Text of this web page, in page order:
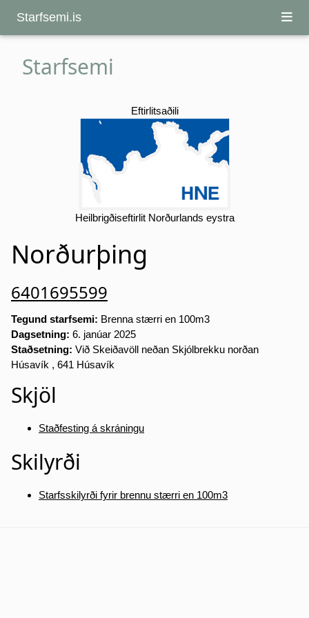
Starfsemi.is
Starfsemi
Eftirlitsaðili
Heilbrigðiseftirlit Norðurlands eystra
Norðurþing
6401695599
Tegund starfsemi: Brenna stærri en 100m3
Dagsetning: 6. janúar 2025
Staðsetning: Við Skeiðavöll neðan Skjólbrekku norðan
Húsavík , 641 Húsavík
Skjöl
Staðfesting á skráningu
Skilyrði
Starfsskilyrði fyrir brennu stærri en 100m3